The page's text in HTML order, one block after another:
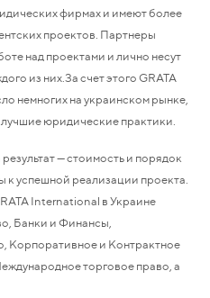
фирмах и имеют более
проектов. Партнеры
над проектами и лично несут
из них.За счет этого GRATA
немногих на украинском рынке,
юридические практики.
— стоимость и порядок
к успешной реализации проекта.
International в Украине
Банки и Финансы,
Корпоративное и Контрактное
торговое право, а